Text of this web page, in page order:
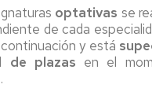
optativas se
de cada
y está
de plazas en el